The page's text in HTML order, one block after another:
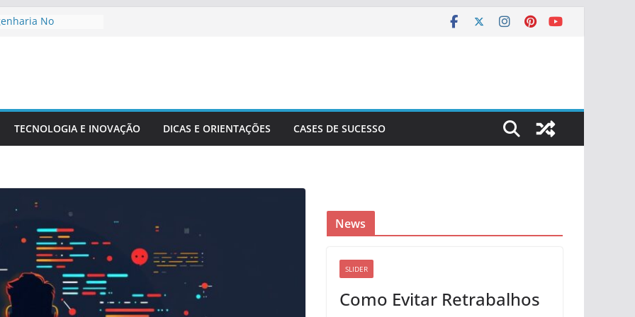
No
Ambiente:
Desenvolvimento
Civil Na
Aplicadas
TECNOLOGIA E INOVAÇÃO DICAS E ORIENTAÇÕES CASES DE SUCESSO
News
SLIDER
Como Evitar Retrabalhos